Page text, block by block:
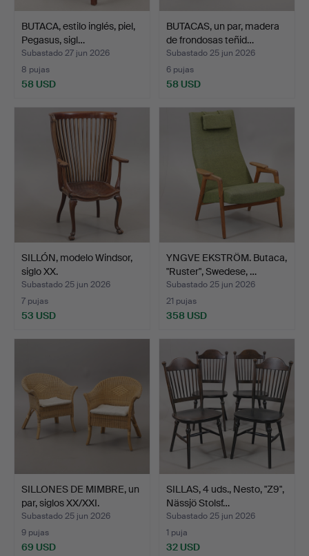
BUTACA, estilo inglés, piel,
Pegasus, sigl…
Subastado 27 jun 2026
8 pujas
58 USD
BUTACAS, un par, madera
de frondosas teñid…
Subastado 25 jun 2026
6 pujas
58 USD
SILLÓN, modelo Windsor,
siglo XX.
Subastado 25 jun 2026
7 pujas
53 USD
YNGVE EKSTRÖM. Butaca,
"Ruster", Swedese, …
Subastado 25 jun 2026
21 pujas
358 USD
SILLONES DE MIMBRE, un
par, siglos XX/XXI.
Subastado 25 jun 2026
9 pujas
69 USD
SILLAS, 4 uds., Nesto, "Z9",
Nässjö Stolsf…
Subastado 25 jun 2026
1 puja
32 USD